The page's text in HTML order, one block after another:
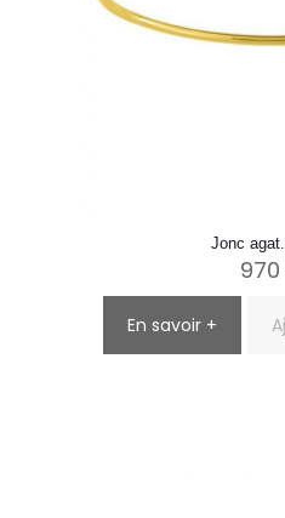
Jonc
970
En savoir +